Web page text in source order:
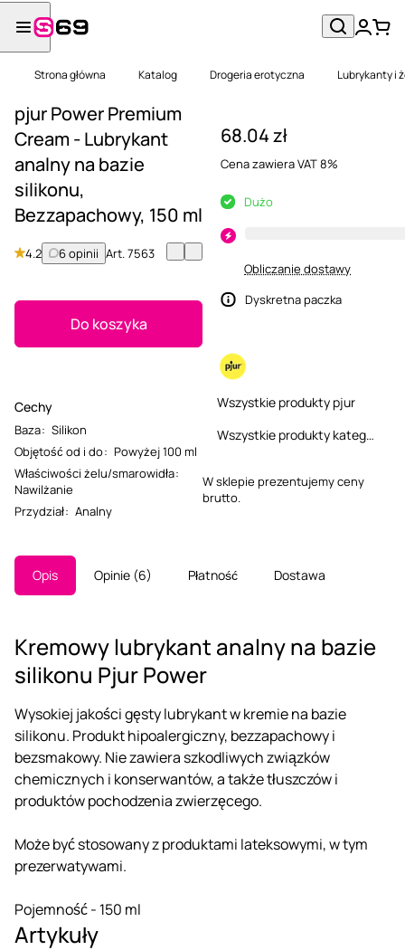
Strona główna Katalog Drogeria erotyczna Lubrykanty i
pjur Power Premium
Cream - Lubrykant
analny na bazie
silikonu,
Bezzapachowy, 150 ml
4.2 6 opinii Art.7563
Do koszyka
Cechy
Baza: Silikon
Objętość od i do: Powyżej 100 ml
Właściwości żelu/smarowidła:
Nawilżanie
Przydział: Analny
68.04 zł
Cena zawiera VAT 8%
Dużo
Obliczanie dostawy
Dyskretna paczka
Wszystkie produkty pjur
Wszystkie produkty kategorii
W sklepie prezentujemy ceny
brutto.
Opis Opinie 6 Płatność Dostawa
Kremowy lubrykant analny na bazie
silikonu Pjur Power
Wysokiej jakości gęsty lubrykant w kremie na bazie
silikonu. Produkt hipoalergiczny, bezzapachowy i
bezsmakowy. Nie zawiera szkodliwych związków
chemicznych i konserwantów, a także tłuszczów i
produktów pochodzenia zwierzęcego.
Może być stosowany z produktami lateksowymi, w tym
prezerwatywami.
Pojemność - 150 ml
Artykuły